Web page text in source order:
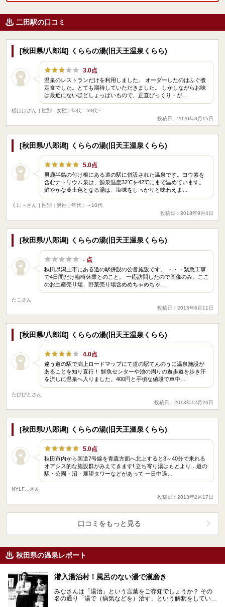
二田駅の口コミ
[秋田県/八郎潟] くららの湯(旧天王温泉くらら)
3.0点
温泉のレストランだけを利用しました。 オーダーしたのはふぐ煮
定食でした。とても期待していただきました。 しかしながらお味
は最近にないほどしょっぱいもので、正直びっくり・が…
猫ははさん
| 性別：女性 | 年代：50代～
投稿日：2020年3月15日
[秋田県/八郎潟] くららの湯(旧天王温泉くらら)
5.0点
男鹿半島の付け根にある道の駅に併設された温泉です。ヨウ素を
含むナトリウム泉は、源泉温度32℃を42℃にまで温めています。
鮮やかな黄土色となる湯は、塩味をしっかりと味わえま…
くに～さん
| 性別：男性 | 年代：～10代
投稿日：2018年9月4日
[秋田県/八郎潟] くららの湯(旧天王温泉くらら)
- 点
秋田県潟上市にある道の駅併設の公営施設です。 ・・・緊急工事
で4日間だけ臨時休業とのこと。 一応訪問したので画像のみ。ここ
のお土産売り場、野菜売り場含めめちゃめちゃ…
たこさん
投稿日：2015年6月11日
[秋田県/八郎潟] くららの湯(旧天王温泉くらら)
4.0点
違う道の駅で潟上ロードマップにて道の駅てんのうに温泉施設が
あることを知り直行！ 鮮魚センターや池の周りの遊歩道を歩き汗
を流しに温泉へ入りました。400円と手頃な値段で車中…
たびびとさん
投稿日：2013年12月26日
[秋田県/八郎潟] くららの湯(旧天王温泉くらら)
5.0点
秋田市内から国道7号線を青森方面へ北上すると3～40分で来れる
オアシス的な施設群がみえてきます! 立ち寄り湯はもとより…道の
駅・公園・沼・展望タワーなどがあって 一日中過…
NYLF…さん
投稿日：2013年2月17日
口コミをもっと見る
秋田県の温泉レポート
潜入湯治村！風呂のない湯で漢磨き
みなさんは「湯治」という言葉をご存知でしょうか？ その
名の通り「湯で（病気などを）治す」という解釈をしている